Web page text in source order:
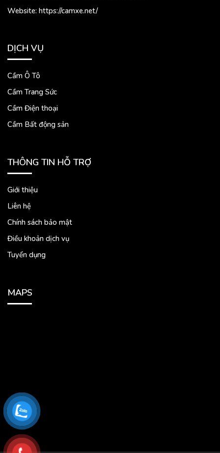
Website: https://camxe.net/
DỊCH VỤ
Cầm Ô Tô
Cầm Trang Sức
Cầm Điện thoại
Cầm Bất động sản
THÔNG TIN HỖ TRỢ
Giới thiệu
Liên hệ
Chính sách bảo mật
Điều khoản dịch vụ
Tuyển dụng
MAPS